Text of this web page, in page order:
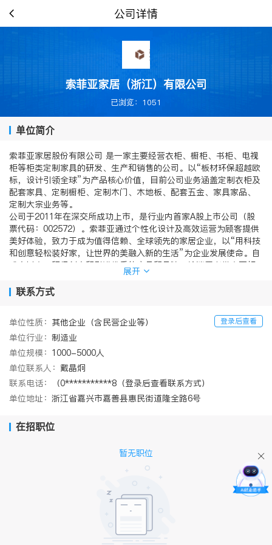
公司详情
索菲亚家居（浙江）有限公司
已浏览：1051
单位简介
索菲亚家居股份有限公司 是一家主要经营衣柜、橱柜、书柜、电视
柜等柜类定制家具的研发、生产和销售的公司。以“板材环保超越欧
标，设计引领全球”为产品核心价值，目前公司业务涵盖定制衣柜及
配套家具、定制橱柜、定制木门、木地板、配套五金、家具家品、
定制大宗业务等。
公司于2011年在深交所成功上市，是行业内首家A股上市公司（股
票代码：002572）。索菲亚通过个性化设计及高效运营为顾客提供
美好体验，致力于成为值得信赖、全球领先的家居企业，以“用科技
和创意轻松装好家，让世界的美融入新的生活”为企业发展使命。自
成立以来，积极创立和引进优秀的产品和品牌，给消费者带来更好
的家装体验，与消费者一起定制美好生活。
索菲亚家居（浙江）有限公司位于浙江省嘉兴市嘉善县，是索菲亚
1 日，注册资本5.95 亿元人民币，配置了世界水平的进口家具生产
设备。为了进一步提高产能，公司股东大会批准索菲亚家居（浙
江）有限公司进行华东生产基地产能扩建计划，实施华东生产基地
三期投资计划。
展开
联系方式
登录后查看
单位性质： 其他企业（含民营企业等）
单位行业： 制造业
单位规模： 1000-5000人
单位联系人： 戴晶炯
联系电话：
（0***********8（登录后查看联系方式）
单位地址： 浙江省嘉兴市嘉善县惠民街道隆全路6号
在招职位
暂无职位